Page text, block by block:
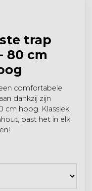
trap
80 cm
comfortabele
dankzij zijn
cm hoog. Klassiek
past het in elk